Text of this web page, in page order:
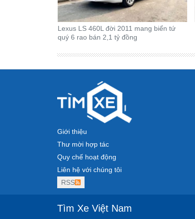
Lexus LS 460L đời 2011 mang biển tứ
quý 6 rao bán 2,1 tỷ đồng
Giới thiệu
Thư mời hợp tác
Quy chế hoạt động
Liên hệ với chúng tôi
RSS
Tìm Xe Việt Nam